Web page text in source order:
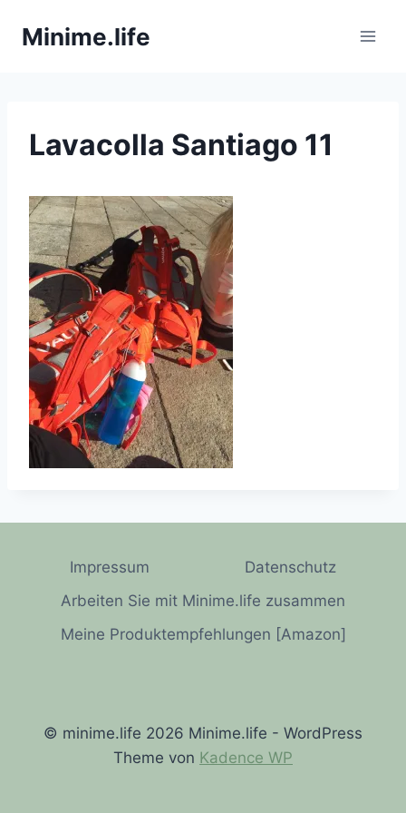
InhaltMinime.life
Lavacolla Santiago 11
Impressum
Datenschutz
Arbeiten Sie mit Minime.life zusammen
Meine Produktempfehlungen [Amazon]
© minime.life 2026 Minime.life - WordPress
Theme von Kadence WP